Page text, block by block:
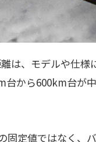
は、モデルや仕
台から600km台が
固定値ではなく、